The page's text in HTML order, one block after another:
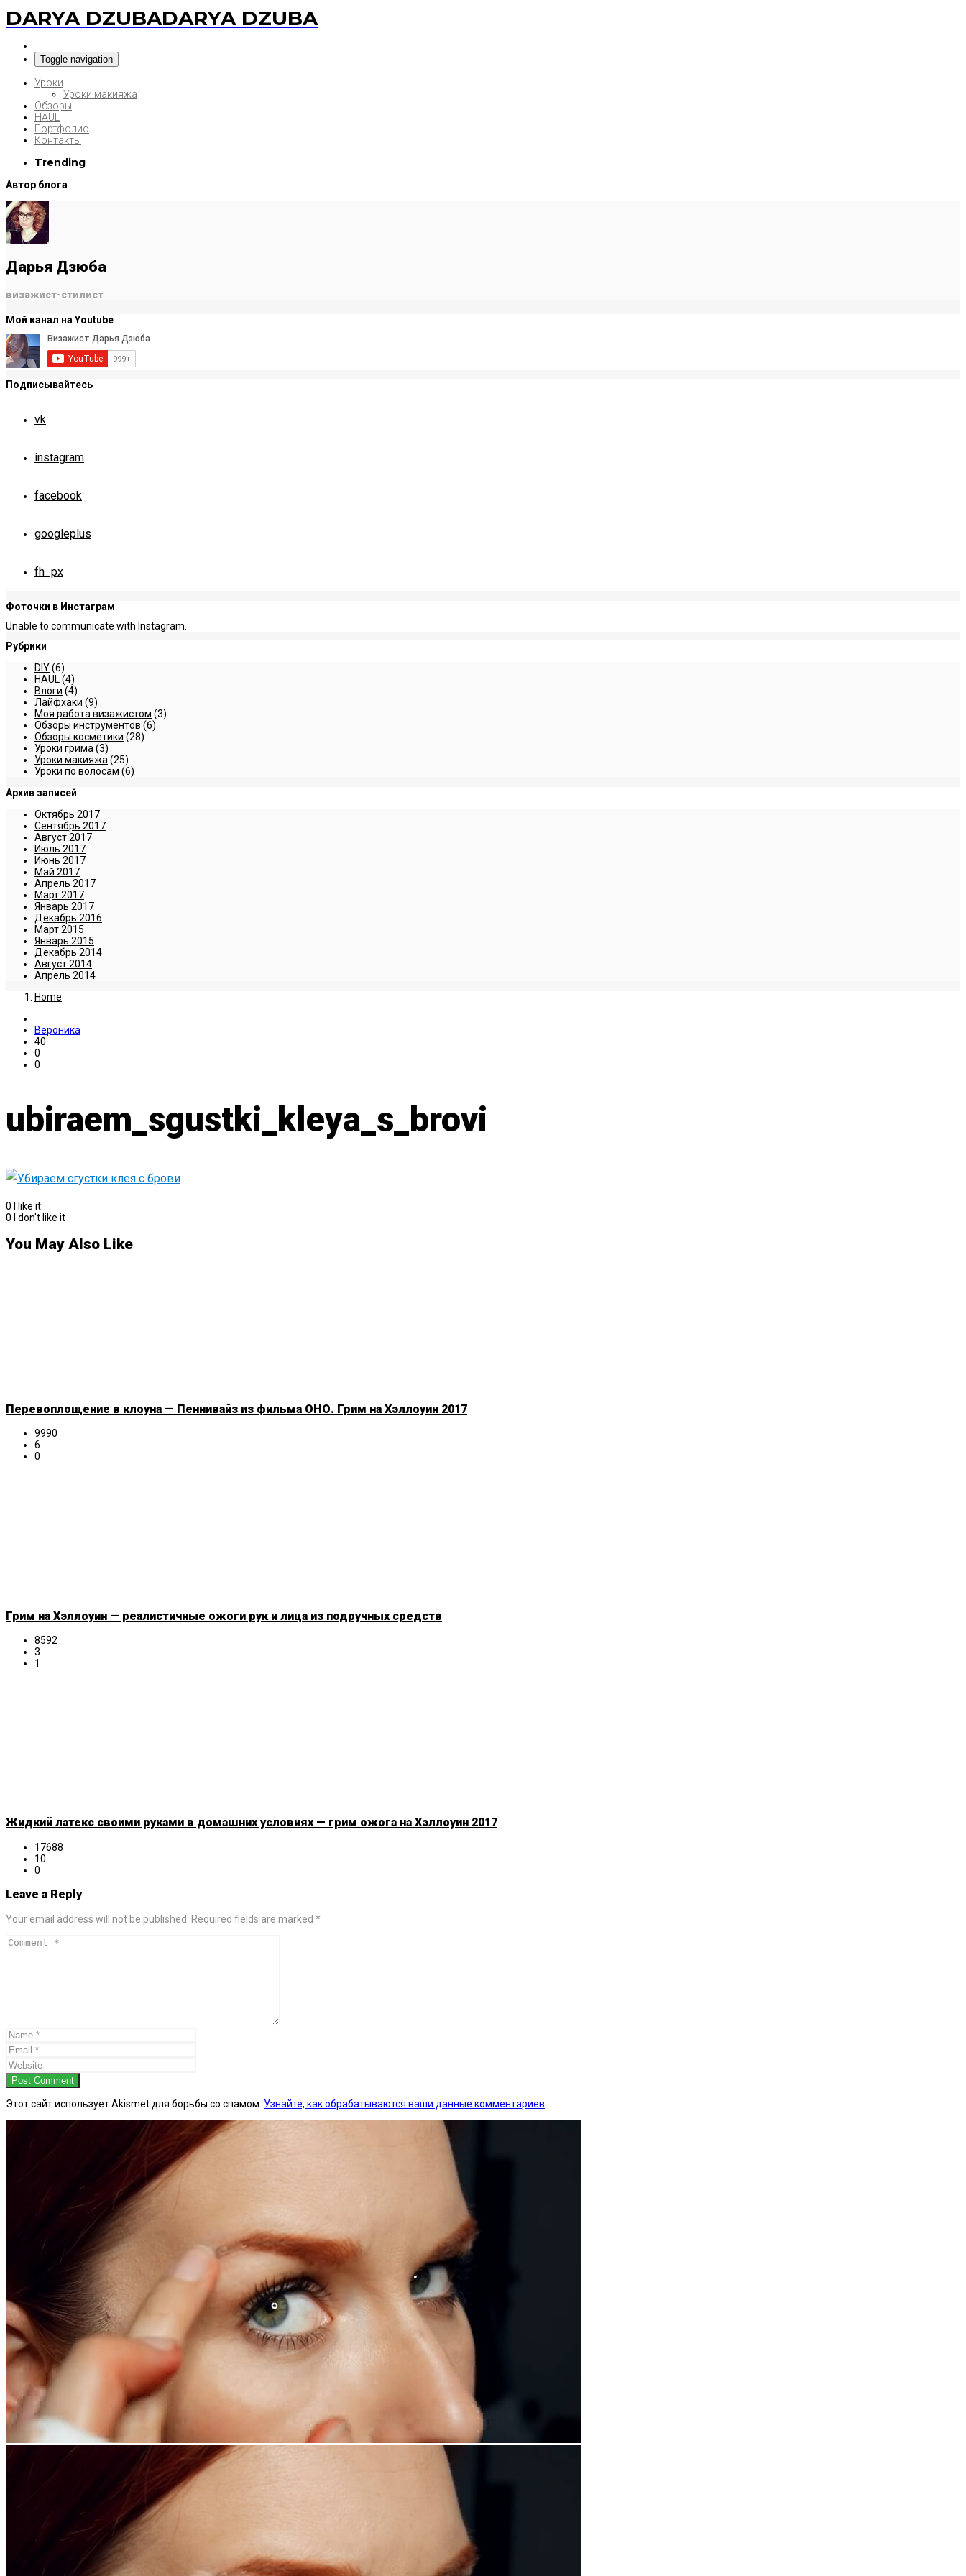
DARYA DZUBADARYA DZUBA
Toggle navigation
Уроки
Уроки макияжа
Обзоры
HAUL
Портфолио
Контакты
Trending
Автор блога
Дарья Дзюба
визажист-стилист
Мой канал на Youtube
Подписывайтесь
vk
instagram
facebook
googleplus
fh_px
Фоточки в Инстаграм
Unable to communicate with Instagram.
Рубрики
DIY(6)
HAUL (4)
Влоги (4)
Лайфхаки (9)
Моя работа визажистом (3)
Обзоры инструментов (6)
Обзоры косметики (28)
Уроки грима (3)
Уроки макияжа (25)
Уроки по волосам (6)
Архив записей
Октябрь 2017
Сентябрь 2017
Август 2017
Июль 2017
Июнь 2017
Май 2017
Апрель 2017
Март 2017
Январь 2017
Декабрь 2016
Март 2015
Январь 2015
Декабрь 2014
Август 2014
Апрель 2014
Home
Вероника
40
0
0
ubiraem_sgustki_kleya_s_brovi
0
I like it
0
I don't like it
You May Also Like
Перевоплощение в клоуна — Пеннивайз из фильма ОНО. Грим на Хэллоуин 2017
9990
6
0
Грим на Хэллоуин — реалистичные ожоги рук и лица из подручных средств
8592
3
1
Жидкий латекс своими руками в домашних условиях — грим ожога на Хэллоуин 2017
17688
10
0
Leave a Reply
Your email address will not be published. Required fields are marked *
Post Comment
Этот сайт использует Akismet для борьбы со спамом. Узнайте, как обрабатываются ваши данные комментариев